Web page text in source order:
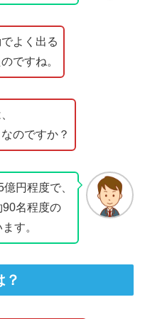
よく出る
ですね。
のですか？
円程度で、
名程度の
す。
？